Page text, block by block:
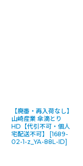
【廃番・再入荷なし】
山崎産業 傘滴とり
HD【代引不可・個人
宅配送不可】
[1689-
02-1-z_YA-88L-ID]